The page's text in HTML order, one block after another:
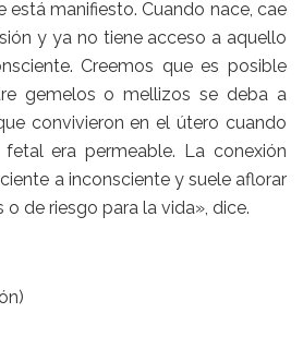
está manifiesto. Cuando nace, cae
y ya no tiene acceso a aquello
Creemos que es posible
gemelos o mellizos se deba a
convivieron en el útero cuando
era permeable. La conexión
a inconsciente y suele aflorar
de riesgo para la vida», dice.